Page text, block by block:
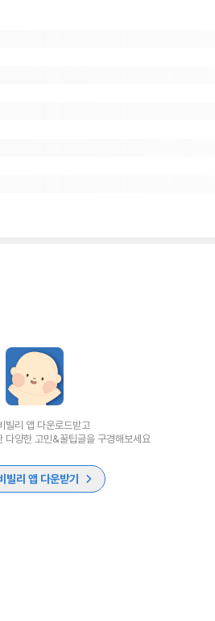
빌리 앱 다운로드받고
다양한 고민&꿀팁글을 구경해보세요
빌리 앱 다운받기